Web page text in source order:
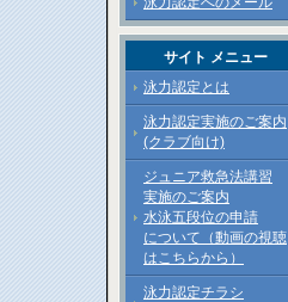
サイト メニュー
泳力認定とは
泳力認定実施のご案内
(クラブ向け)
ジュニア救急法講習
実施のご案内
水泳五段位の申請
について（動画の視聴
はこちらから）
泳力認定チラシ